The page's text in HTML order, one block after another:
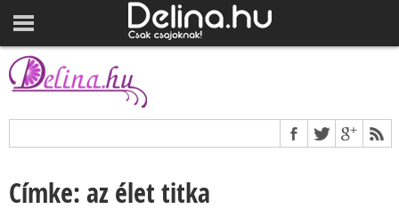
Címke: az élet titka